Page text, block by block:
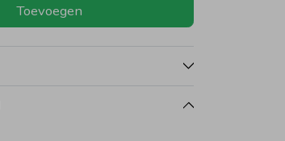
Toevoegen